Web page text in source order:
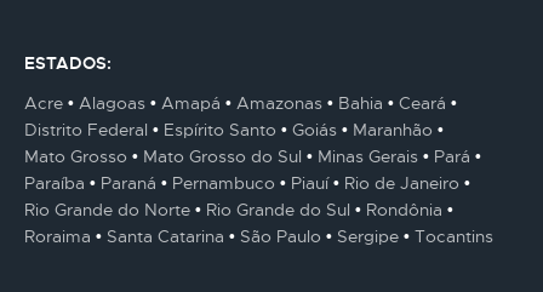
ESTADOS:
Acre
Alagoas Amapá Amazonas Bahia
Ceará
Distrito Federal
Espírito Santo Goiás
Maranhão
Mato Grosso
Mato Grosso do Sul Minas Gerais
Pará
Paraíba
Paraná Pernambuco Piauí
Rio de Janeiro
Rio Grande do Norte
Rio Grande do Sul
Rondônia
Roraima
Santa Catarina São Paulo Sergipe Tocantins